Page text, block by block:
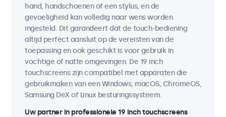
hand, handschoenen of een stylus, en de
gevoeligheid kan volledig naar wens worden
ingesteld. Dit garandeert dat de touch-bediening
altijd perfect aansluit op de vereisten van de
toepassing en ook geschikt is voor gebruik in
vochtige of natte omgevingen. De 19 inch
touchscreens zijn compatibel met apparaten die
gebruikmaken van een Windows, macOS, ChromeOS,
Samsung DeX of Linux besturingssysteem.
Uw partner in professionele 19 inch touchscreens